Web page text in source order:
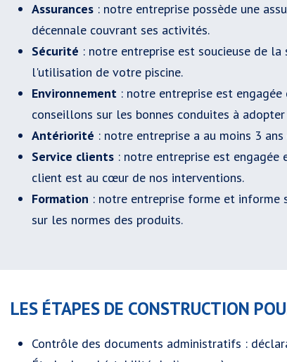
Assurances : notre entreprise possède une
décennale couvrant ses activités.
Sécurité : notre entreprise est soucieuse de
l'utilisation de votre piscine.
Environnement : notre entreprise est
conseillons sur les bonnes conduites à
Antériorité : notre entreprise a au moins 3 ans
Service clients : notre entreprise est
client est au cœur de nos interventions.
Formation : notre entreprise forme et informe
sur les normes des produits.
LES ÉTAPES DE CONSTRUCTION
Contrôle des documents administratifs :